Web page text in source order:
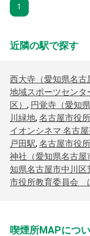
1
近隣の駅で探す
西大寺（愛知県名古
地域スポーツセンタ
区） , 円覚寺（愛知
川緑地, 名古屋市役
イオンシネマ 名古
戸田駅, 名古屋市役
神社（愛知県名古屋
知県名古屋市中川区
市役所教育委員会
喫煙所MAPにつ